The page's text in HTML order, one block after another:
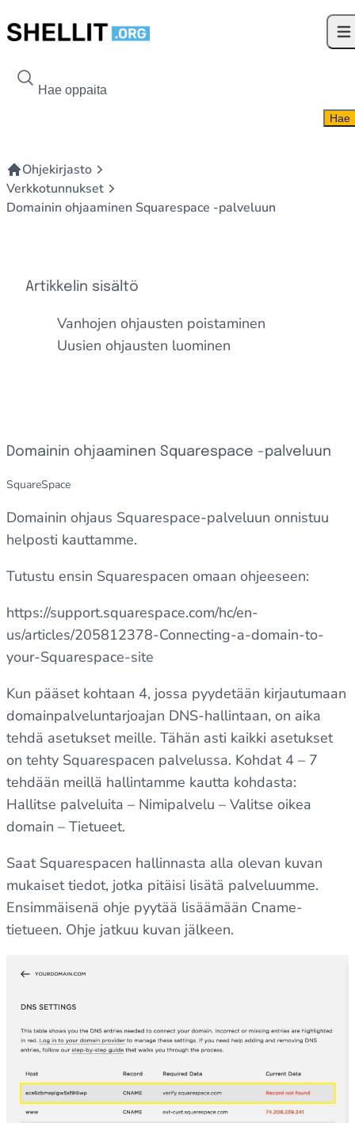
Hae kohdetta
Hae
Ohjekirjasto
Verkkotunnukset
Domainin ohjaaminen Squarespace -palveluun
Artikkelin sisältö
Vanhojen ohjausten poistaminen
Uusien ohjausten luominen
Domainin ohjaaminen Squarespace -palveluun
SquareSpace
Domainin ohjaus Squarespace-palveluun onnistuu
helposti kauttamme.
Tutustu ensin Squarespacen omaan ohjeeseen:
https://support.squarespace.com/hc/en-
us/articles/205812378-Connecting-a-domain-to-
your-Squarespace-site
Kun pääset kohtaan 4, jossa pyydetään kirjautumaan
domainpalveluntarjoajan DNS-hallintaan, on aika
tehdä asetukset meille. Tähän asti kaikki asetukset
on tehty Squarespacen palvelussa. Kohdat 4 – 7
tehdään meillä hallintamme kautta kohdasta:
Hallitse palveluita – Nimipalvelu – Valitse oikea
domain – Tietueet.
Saat Squarespacen hallinnasta alla olevan kuvan
mukaiset tiedot, jotka pitäisi lisätä palveluumme.
Ensimmäisenä ohje pyytää lisäämään Cname-
tietueen. Ohje jatkuu kuvan jälkeen.